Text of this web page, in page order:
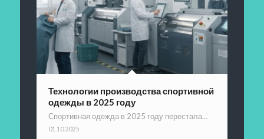
Технологии производства спортивной
одежды в 2025 году
Спортивная одежда в 2025 году перестала…
01.10.2025